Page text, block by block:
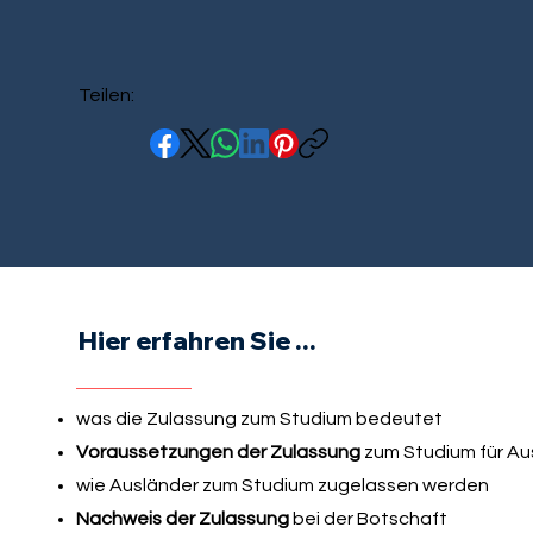
Teilen:
Hier erfahren Sie ...
was die Zulassung zum Studium bedeutet
Voraussetzungen der Zulassungzum Studium für
wie Ausländer zum Studium zugelassen werden
Nachweis der Zulassungbei der Botschaft